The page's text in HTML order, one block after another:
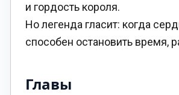
и гордость короля.
Но легенда гласит: когда
способен остановить время,
Главы